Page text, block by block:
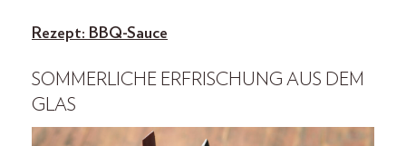
Rezept: BBQ-Sauce
SOMMERLICHE ERFRISCHUNG AUS DEM
GLAS